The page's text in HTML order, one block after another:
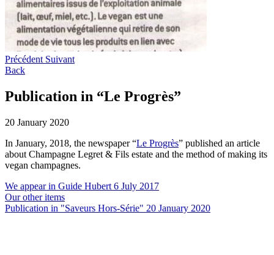
Précédent Suivant
Back
Publication in “Le Progrès”
20 January 2020
In January, 2018, the newspaper “Le Progrès” published an article
about Champagne Legret & Fils estate and the method of making its
vegan champagnes.
We appear in Guide Hubert 6 July 2017
Our other items
Publication in "Saveurs Hors-Série" 20 January 2020